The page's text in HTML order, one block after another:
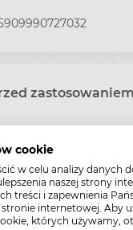
cookie
w celu analizy danych
naszej strony
treści i zapewnienia
internetowej. Aby
których używamy,
zastosowaniem
dotyczące
choroby wrzodowej
oraz refluksowego
powinno być
wyniku badania
odpowiednich